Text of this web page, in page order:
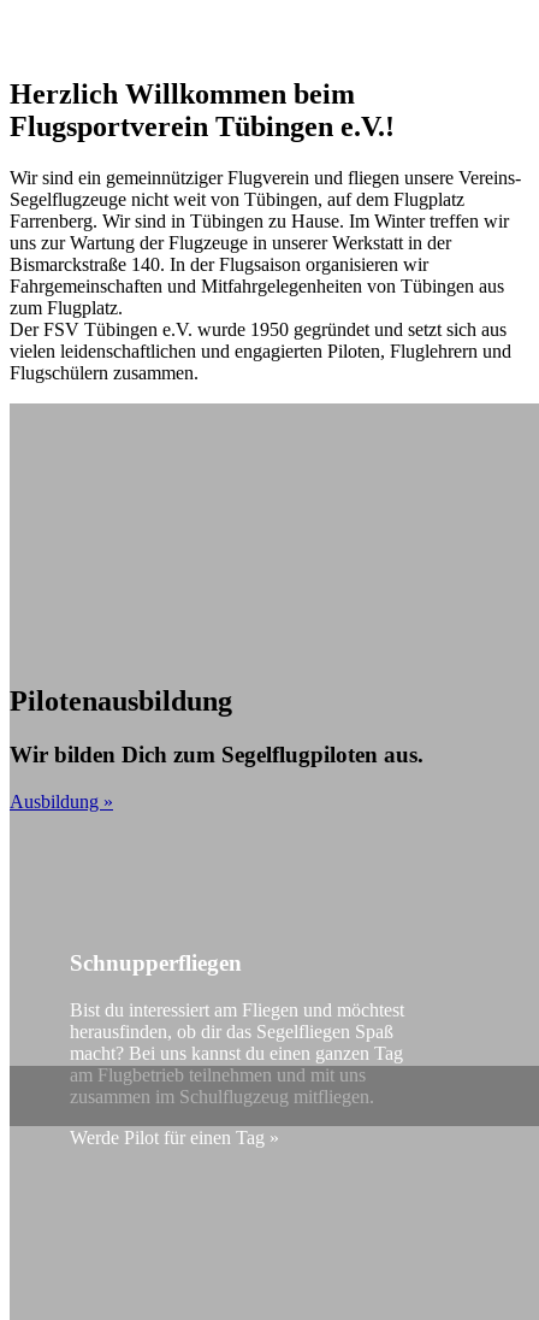
Pilotenausbildung
Wir bilden Dich zum Segelflugpiloten aus.
Ausbildung »
Herzlich Willkommen beim
Flugsportverein Tübingen e.V.!
Wir sind ein gemeinnütziger Flugverein und fliegen unsere Vereins-
Segelflugzeuge nicht weit von Tübingen, auf dem Flugplatz
Farrenberg. Wir sind in Tübingen zu Hause. Im Winter treffen wir
uns zur Wartung der Flugzeuge in unserer Werkstatt in der
Bismarckstraße 140. In der Flugsaison organisieren wir
Fahrgemeinschaften und Mitfahrgelegenheiten von Tübingen aus
zum Flugplatz.
Der FSV Tübingen e.V. wurde 1950 gegründet und setzt sich aus
vielen leidenschaftlichen und engagierten Piloten, Fluglehrern und
Flugschülern zusammen.
Schnupperfliegen
Bist du interessiert am Fliegen und möchtest
herausfinden, ob dir das Segelfliegen Spaß
macht? Bei uns kannst du einen ganzen Tag
am Flugbetrieb teilnehmen und mit uns
zusammen im Schulflugzeug mitfliegen.
Werde Pilot für einen Tag »